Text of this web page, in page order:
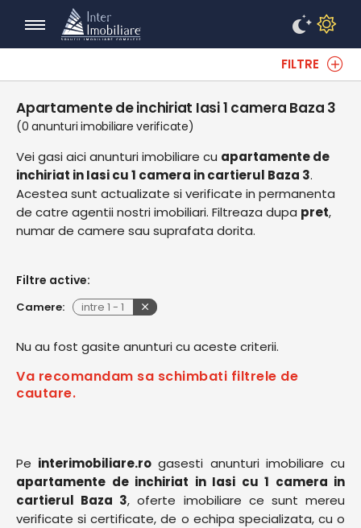
FILTRE
Apartamente de inchiriat Iasi 1 camera Baza 3
(0 anunturi imobiliare verificate)
Vei gasi aici anunturi imobiliare cu apartamente de
inchiriat in Iasi cu 1 camera in cartierul Baza 3.
Acestea sunt actualizate si verificate in permanenta
de catre agentii nostri imobiliari. Filtreaza dupa pret,
numar de camere sau suprafata dorita.
Filtre active:
Camere: intre 1 - 1
Nu au fost gasite anunturi cu aceste criterii.
Va recomandam sa schimbati filtrele de
cautare.
Pe interimobiliare.ro gasesti anunturi imobiliare cu
apartamente de inchiriat in Iasi cu 1 camera in
cartierul Baza 3, oferte imobiliare ce sunt mereu
verificate si certificate, de o echipa specializata, cu o